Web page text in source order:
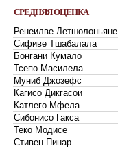
СРЕДНЯЯ ОЦЕНКА
Ренеилве Летшолоньяне
Сифиве Тшабалала
Бонгани Кумало
Тсепо Масилела
Муниб Джозефс
Кагисо Дикгасои
Катлего Мфела
Сибонисо Гакса
Теко Модисе
Стивен Пинар